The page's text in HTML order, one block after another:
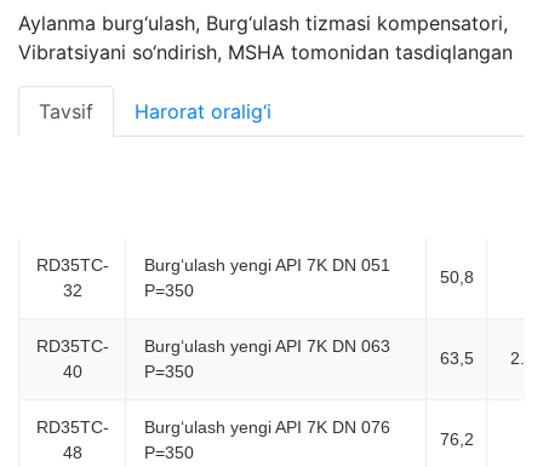
Aylanma burg‘ulash, Burg‘ulash tizmasi kompensatori,
Vibratsiyani so‘ndirish, MSHA tomonidan tasdiqlangan
Tavsif Harorat oralig‘i
RD35TC-
32
Burg‘ulash yengi API 7K DN 051
P=350
50,8
RD35TC-
40
Burg‘ulash yengi API 7K DN 063
P=350
63,5 2.1/
RD35TC-
48
Burg‘ulash yengi API 7K DN 076
P=350
76,2